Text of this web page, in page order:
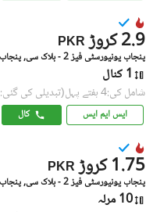
PKR 2.9 کروڑ
1 کنال
شامل کی:4 ہفتے پہل (تبدیلی کی گئی:2 ہفتے پہلے)
ایس ایم ایس کال
PKR 1.75 کروڑ
10 مرلہ